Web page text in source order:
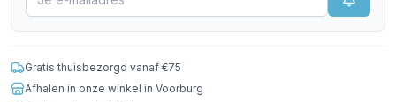
Gratis thuisbezorgd vanaf €75
Afhalen in onze winkel in Voorburg